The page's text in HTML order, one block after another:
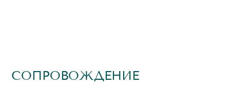
СОПРОВОЖДЕНИЕ